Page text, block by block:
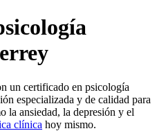
un certificado en psicología
especializada y de calidad para
la ansiedad, la depresión y el
clínica hoy mismo.